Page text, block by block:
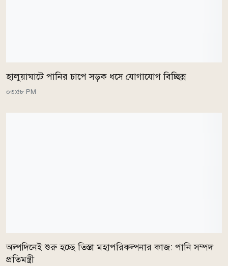
হালুয়াঘাটে পানির চাপে সড়ক ধসে যোগাযোগ বিচ্ছিন্ন
০৩:৫৮ PM
অল্পদিনেই শুরু হচ্ছে তিস্তা মহাপরিকল্পনার কাজ: পানি সম্পদ
প্রতিমন্ত্রী